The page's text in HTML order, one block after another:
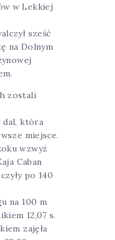
w Lekkiej
sześć
na Dolnym
zostali
dal, która
miejsce.
wzwyż
Caban
po 140
na 100 m
12,07 s.
zajęła